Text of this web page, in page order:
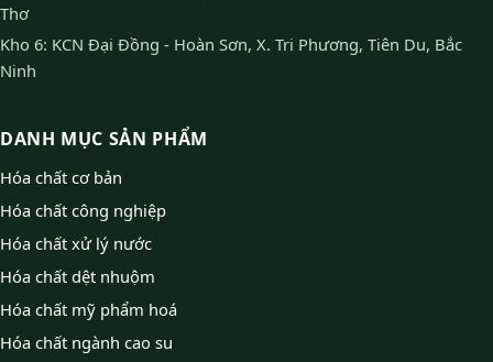
Thơ
Kho 6: KCN Đại Đồng - Hoàn Sơn, X. Tri Phương, Tiên Du, Bắc
Ninh
DANH MỤC SẢN PHẨM
Hóa chất cơ bản
Hóa chất công nghiệp
Hóa chất xử lý nước
Hóa chất dệt nhuộm
Hóa chất mỹ phẩm hoá
Hóa chất ngành cao su